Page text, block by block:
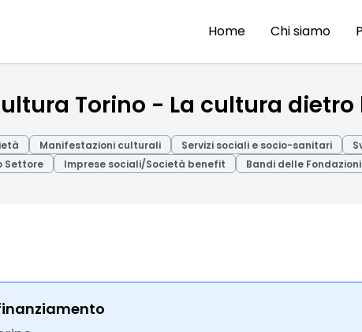
Home Chi siamo
Torino - La cultura dietro
Manifestazioni culturali Servizi sociali e socio-sanitari
Settore
Imprese sociali/Società benefit Bandi delle